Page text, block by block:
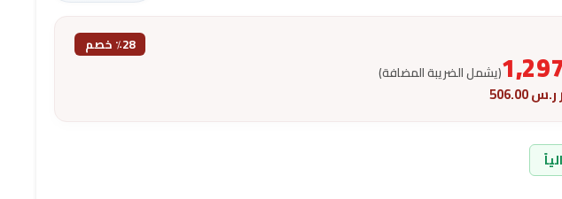
٪28 خصم
(يشمل الضريبة المضافة)
ر.س